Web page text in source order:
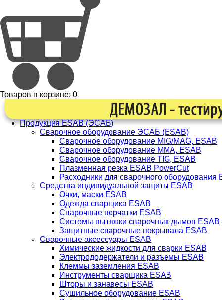
Товаров в корзине: 0
Продукция ESAB (ЭСАБ)
Сварочное оборудование ЭСАБ (ESAB)
Сварочное оборудование MIG/MAG, ESAB
Сварочное оборудование ММА, ESAB
Сварочное оборудование TIG, ESAB
Плазменная резка ESAB PowerCut
Расходники для сварочного оборудования
Средства индивидуальной защиты ESAB
Очки, маски ESAB
Одежда сварщика ESAB
Сварочные перчатки ESAB
Системы вытяжки сварочных дымов ESAB
Защитные сварочные покрывала ESAB
Сварочные аксессуары ESAB
Химические жидкости для сварки ESAB
Электрододержатели и разъемы ESAB
Клеммы заземления ESAB
Инструменты сварщика ESAB
Шторы и занавесы ESAB
Сушильное оборудование ESAB